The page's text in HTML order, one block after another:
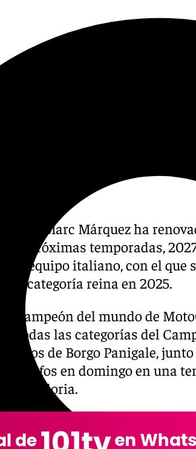
Marc Márquez ha
dos próximas temporadas,
el equipo italiano, con el que
la categoría reina en 2025.
del mundo de
todas las categorías del
los de Borgo Panigale, junto
triunfos en domingo en una
la gloria.